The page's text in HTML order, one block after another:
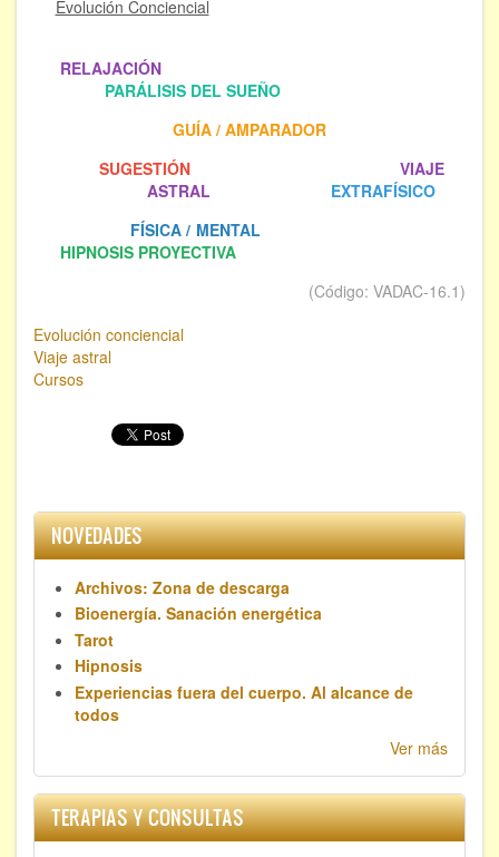
Evolución Conciencial
RELAJACIÓN. .
PARÁLISIS DEL SUEÑO
GUÍA / AMPARADOR
SUGESTIÓN.
VIAJE
ASTRAL
EXTRAFÍSICO
FÍSICA / MENTAL
HIPNOSIS PROYECTIVA
(Código: VADAC-16.1)
Evolución conciencial
Viaje astral
Cursos
NOVEDADES
Archivos: Zona de descarga
Bioenergía. Sanación energética
Tarot
Hipnosis
Experiencias fuera del cuerpo. Al alcance de
todos
Ver más
TERAPIAS Y CONSULTAS